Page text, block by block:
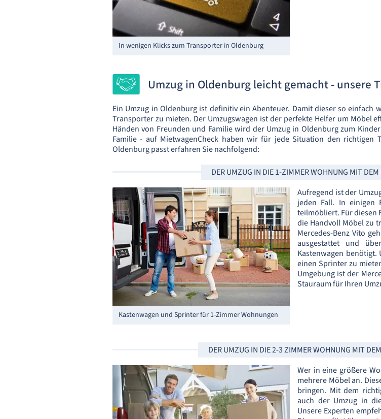
In wenigen Klicks zum Transporter in Oldenburg
Umzug in Oldenburg leicht gemacht - unsere
Ein Umzug in Oldenburg ist definitiv ein Abenteuer. Damit dieser so
Transporter zu mieten. Der Umzugswagen ist der perfekte Helfer um Möbel
Händen von Freunden und Familie wird der Umzug in Oldenburg zum
Familie - auf MietwagenCheck haben wir für jede Situation den richtigen
Oldenburg passt erfahren Sie nachfolgend:
DER UMZUG IN DIE 1-ZIMMER WOHNUNG MIT
Kastenwagen und Sprinter für 1-Zimmer Wohnungen
Aufregend ist der
jeden Fall. In einigen
teilmöbliert. Für diesen
die Handvoll Möbel zu
Mercedes-Benz Vito
ausgestattet und
Kastenwagen
einen Sprinter zu
Umgebung ist der
Stauraum für Ihren
DER UMZUG IN DIE 2-3 ZIMMER WOHNUNG MIT
Wer in eine größere
mehrere Möbel an.
bringen. Mit dem
auch der Umzug in
Unsere Experten